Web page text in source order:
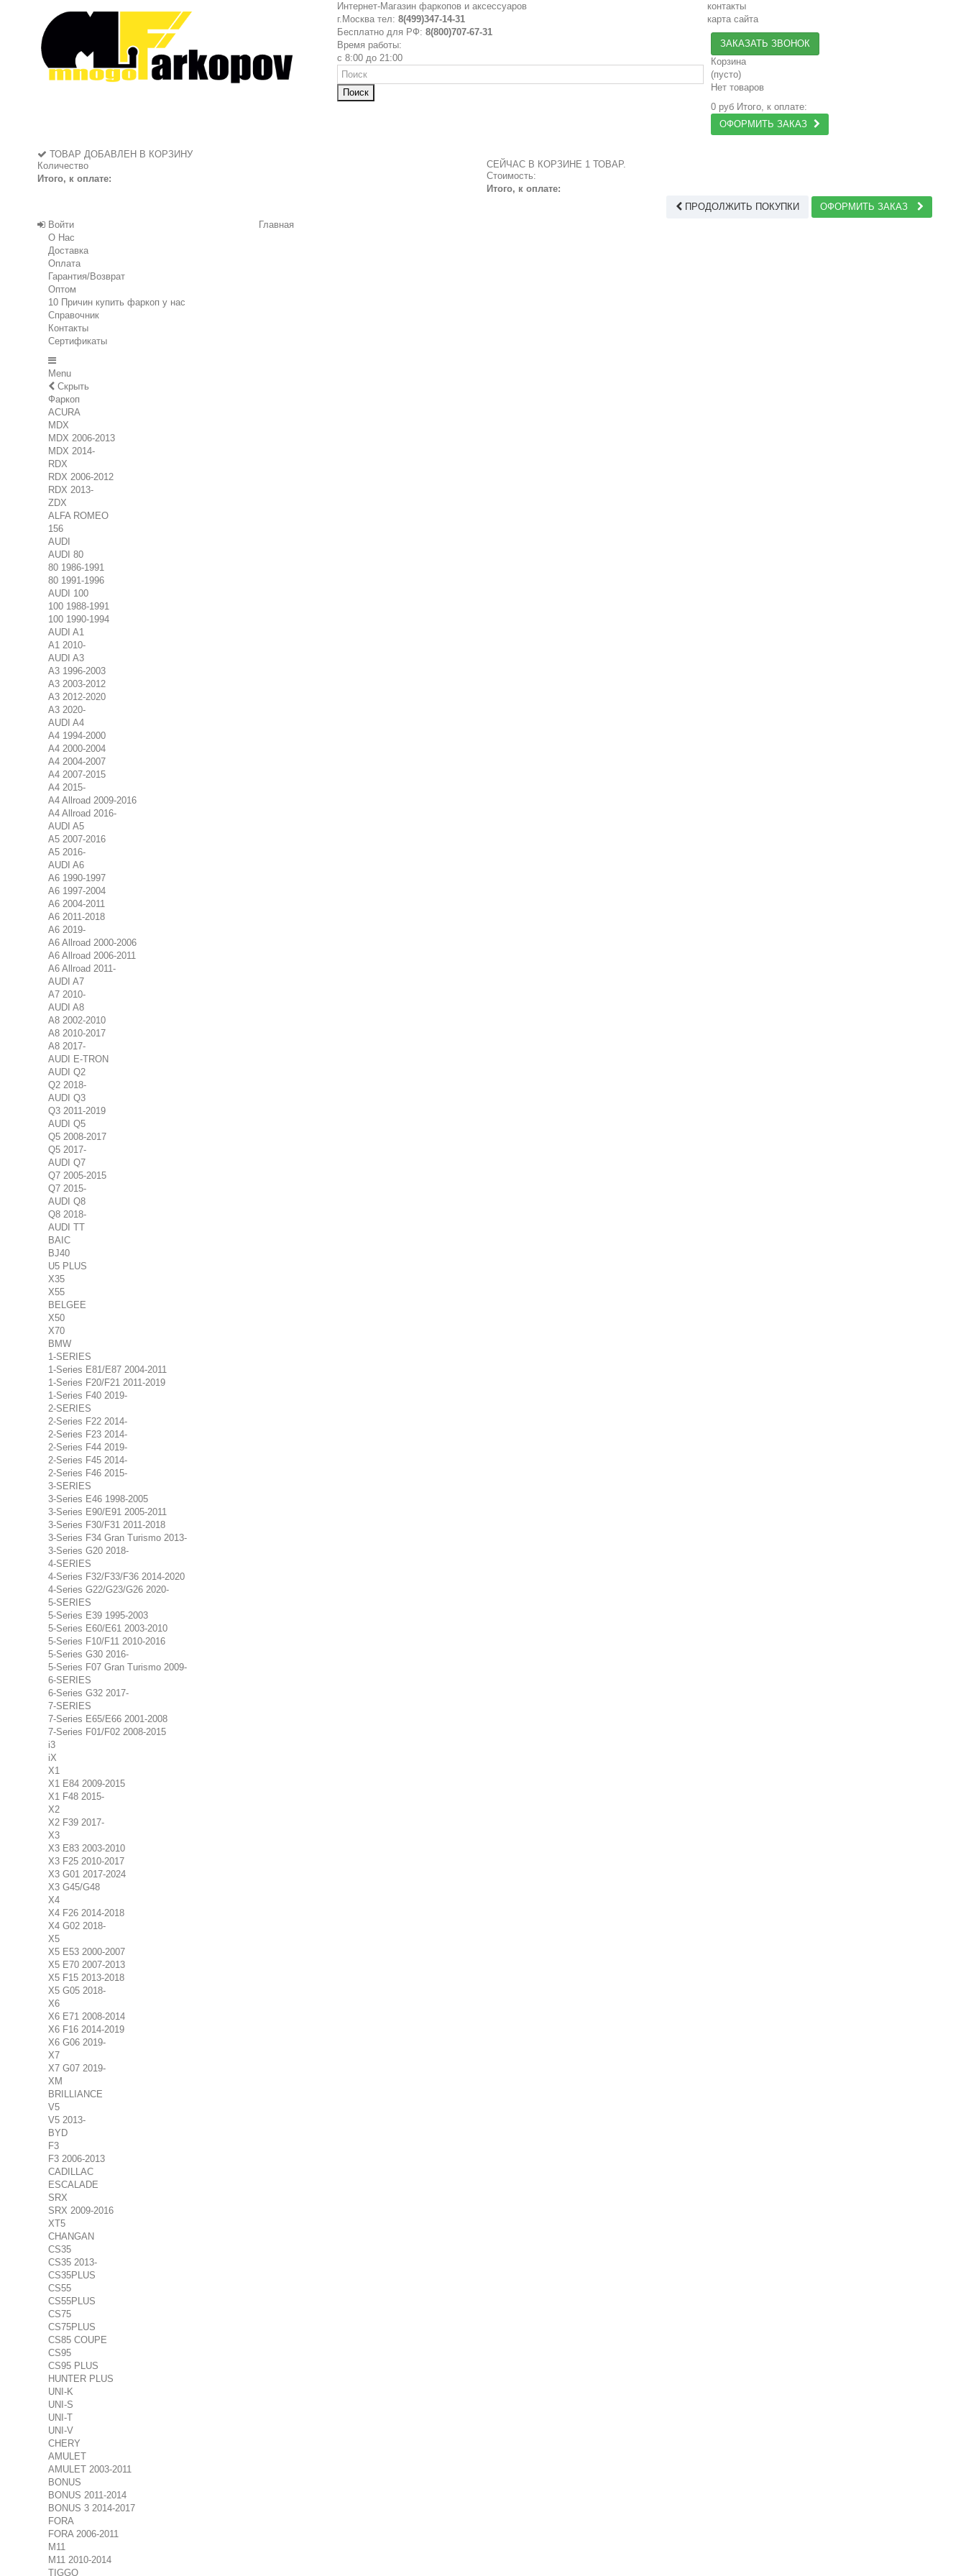
Интернет-Магазин фаркопов и аксессуаров
г.Москва тел: 8(499)347-14-31
Бесплатно для РФ: 8(800)707-67-31
Время работы:
с 8:00 до 21:00
Поиск
контакты
карта сайта
ЗАКАЗАТЬ ЗВОНОК
Корзина
(пусто)
Нет товаров
0 руб Итого, к оплате:
ОФОРМИТЬ ЗАКАЗ
ТОВАР ДОБАВЛЕН В КОРЗИНУ
Количество
Итого, к оплате:
СЕЙЧАС В КОРЗИНЕ 1 ТОВАР.
Стоимость:
Итого, к оплате:
ПРОДОЛЖИТЬ ПОКУПКИ
ОФОРМИТЬ ЗАКАЗ
Войти
Главная
О Нас
Доставка
Оплата
Гарантия/Возврат
Оптом
10 Причин купить фаркоп у нас
Справочник
Контакты
Сертификаты
Menu
Скрыть
Фаркоп
ACURA
MDX
MDX 2006-2013
MDX 2014-
RDX
RDX 2006-2012
RDX 2013-
ZDX
ALFA ROMEO
156
AUDI
AUDI 80
80 1986-1991
80 1991-1996
AUDI 100
100 1988-1991
100 1990-1994
AUDI A1
A1 2010-
AUDI A3
A3 1996-2003
A3 2003-2012
A3 2012-2020
A3 2020-
AUDI A4
A4 1994-2000
A4 2000-2004
A4 2004-2007
A4 2007-2015
A4 2015-
A4 Allroad 2009-2016
A4 Allroad 2016-
AUDI A5
A5 2007-2016
A5 2016-
AUDI A6
A6 1990-1997
A6 1997-2004
A6 2004-2011
A6 2011-2018
A6 2019-
A6 Allroad 2000-2006
A6 Allroad 2006-2011
A6 Allroad 2011-
AUDI A7
A7 2010-
AUDI A8
A8 2002-2010
A8 2010-2017
A8 2017-
AUDI E-TRON
AUDI Q2
Q2 2018-
AUDI Q3
Q3 2011-2019
AUDI Q5
Q5 2008-2017
Q5 2017-
AUDI Q7
Q7 2005-2015
Q7 2015-
AUDI Q8
Q8 2018-
AUDI TT
BAIC
BJ40
U5 PLUS
X35
X55
BELGEE
X50
X70
BMW
1-SERIES
1-Series E81/E87 2004-2011
1-Series F20/F21 2011-2019
1-Series F40 2019-
2-SERIES
2-Series F22 2014-
2-Series F23 2014-
2-Series F44 2019-
2-Series F45 2014-
2-Series F46 2015-
3-SERIES
3-Series E46 1998-2005
3-Series E90/E91 2005-2011
3-Series F30/F31 2011-2018
3-Series F34 Gran Turismo 2013-
3-Series G20 2018-
4-SERIES
4-Series F32/F33/F36 2014-2020
4-Series G22/G23/G26 2020-
5-SERIES
5-Series E39 1995-2003
5-Series E60/E61 2003-2010
5-Series F10/F11 2010-2016
5-Series G30 2016-
5-Series F07 Gran Turismo 2009-
6-SERIES
6-Series G32 2017-
7-SERIES
7-Series E65/E66 2001-2008
7-Series F01/F02 2008-2015
i3
iX
X1
X1 E84 2009-2015
X1 F48 2015-
X2
X2 F39 2017-
X3
X3 E83 2003-2010
X3 F25 2010-2017
X3 G01 2017-2024
X3 G45/G48
X4
X4 F26 2014-2018
X4 G02 2018-
X5
X5 E53 2000-2007
X5 E70 2007-2013
X5 F15 2013-2018
X5 G05 2018-
X6
X6 E71 2008-2014
X6 F16 2014-2019
X6 G06 2019-
X7
X7 G07 2019-
XM
BRILLIANCE
V5
V5 2013-
BYD
F3
F3 2006-2013
CADILLAC
ESCALADE
SRX
SRX 2009-2016
XT5
CHANGAN
CS35
CS35 2013-
CS35PLUS
CS55
CS55PLUS
CS75
CS75PLUS
CS85 COUPE
CS95
CS95 PLUS
HUNTER PLUS
UNI-K
UNI-S
UNI-T
UNI-V
CHERY
AMULET
AMULET 2003-2011
BONUS
BONUS 2011-2014
BONUS 3 2014-2017
FORA
FORA 2006-2011
M11
M11 2010-2014
TIGGO